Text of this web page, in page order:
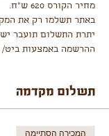
מחיר הקורס 620 ש"ח.
באתר תשלמו רק את
יתרת התשלום תועבר
ההרשמה באמצעות ביט/
תשלום מקדמה
המכירה הסתיימה